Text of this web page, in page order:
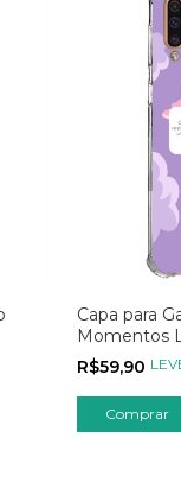
Capa para
Momentos
R$59,90